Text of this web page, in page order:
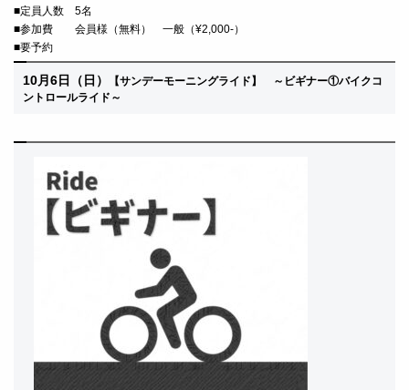
■定員人数 5名
■参加費 会員様（無料） 一般（¥2,000-）
■要予約
10月6日（日）
【サンデーモーニングライド】 ～ビギナー①バイクコ
ントロールライド～